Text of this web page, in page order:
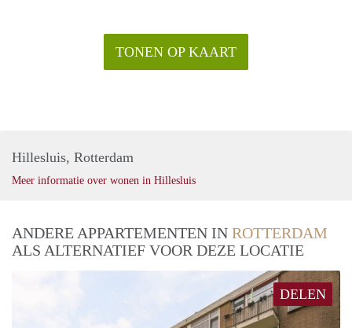
TONEN OP KAART
Hillesluis, Rotterdam
Meer informatie over wonen in Hillesluis
ANDERE APPARTEMENTEN IN ROTTERDAM
ALS ALTERNATIEF VOOR DEZE LOCATIE
DELEN